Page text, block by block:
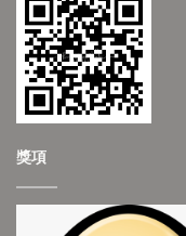
獎項